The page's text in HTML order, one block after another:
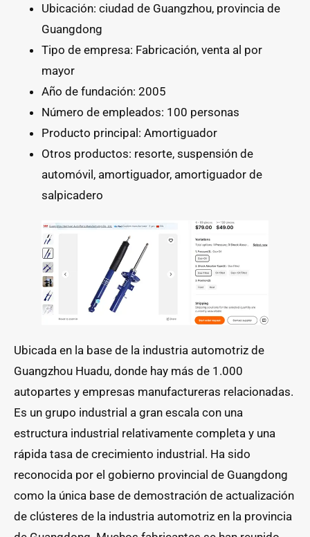
Ubicación: ciudad de Guangzhou, provincia de
Guangdong
Tipo de empresa: Fabricación, venta al por
mayor
Año de fundación: 2005
Número de empleados: 100 personas
Producto principal: Amortiguador
Otros productos: resorte, suspensión de
automóvil, amortiguador, amortiguador de
salpicadero
Ubicada en la base de la industria automotriz de
Guangzhou Huadu, donde hay más de 1.000
autopartes y empresas manufactureras relacionadas.
Es un grupo industrial a gran escala con una
estructura industrial relativamente completa y una
rápida tasa de crecimiento industrial. Ha sido
reconocida por el gobierno provincial de Guangdong
como la única base de demostración de actualización
de clústeres de la industria automotriz en la provincia